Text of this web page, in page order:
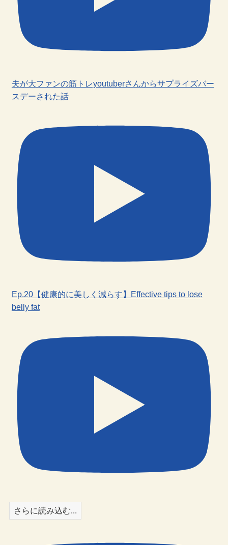
夫が大ファンの筋トレyoutuberさんからサプライズバー
スデーされた話
Ep.20【健康的に美しく減らす】Effective tips to lose
belly fat
さらに読み込む...